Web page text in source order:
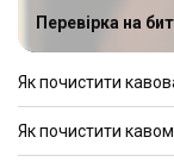
Перевірка на
Як почистити
Як почистити